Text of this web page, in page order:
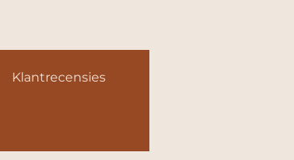
Klantrecensies